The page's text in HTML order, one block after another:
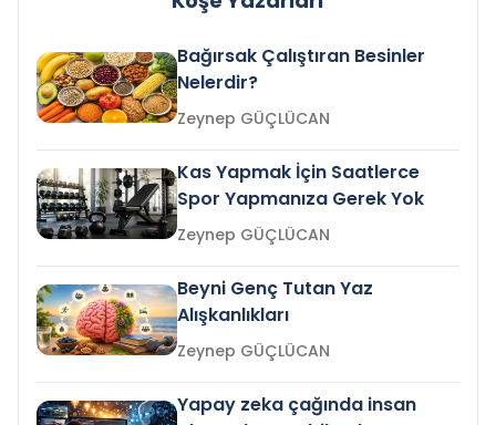
Bağırsak Çalıştıran Besinler
Nelerdir?
Zeynep GÜÇLÜCAN
Kas Yapmak İçin Saatlerce
Spor Yapmanıza Gerek Yok
Zeynep GÜÇLÜCAN
Beyni Genç Tutan Yaz
Alışkanlıkları
Zeynep GÜÇLÜCAN
Yapay zeka çağında insan